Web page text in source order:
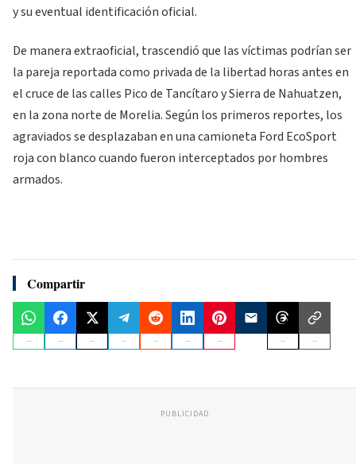
y su eventual identificación oficial.
De manera extraoficial, trascendió que las víctimas podrían ser
la pareja reportada como privada de la libertad horas antes en
el cruce de las calles Pico de Tancítaro y Sierra de Nahuatzen,
en la zona norte de Morelia. Según los primeros reportes, los
agraviados se desplazaban en una camioneta Ford EcoSport
roja con blanco cuando fueron interceptados por hombres
armados.
Compartir
PUBLICIDAD